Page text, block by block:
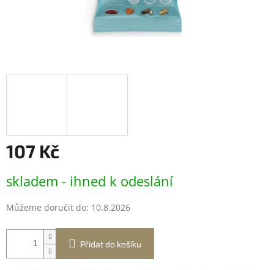
107 Kč
cena:
skladem - ihned k odeslání
Můžeme doručit do: 10.8.2026
Přidat do košíku